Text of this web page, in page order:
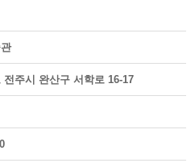
전주시 완산구 서학로 16-17